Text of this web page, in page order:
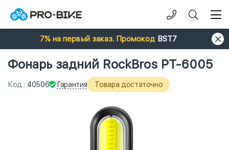
7% на первый заказ. Промокод BST7
Фонарь задний RockBros PT-6005
Код : 40506 Гарантия Товара достаточно